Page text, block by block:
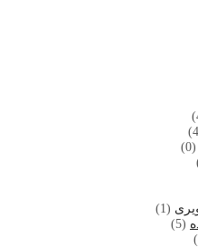
(0)
(1)
(5)